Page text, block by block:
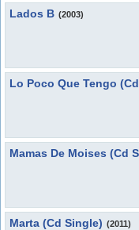
Lados B (2003)
Lo Poco Que Tengo
Mamas De Moises (Cd
Marta (Cd Single) (2011)